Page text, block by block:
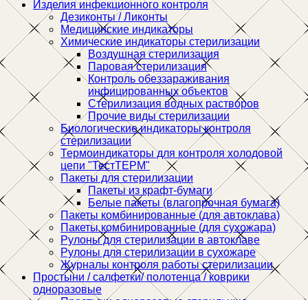
Изделия инфекционного контроля
Дезиконты / Ликонты
Медицинские индикаторы
Химические индикаторы стерилизации
Воздушная стерилизация
Паровая стерилизация
Контроль обеззараживания
инфицированных объектов
Стерилизация водных растворов
Прочие виды стерилизации
Биологические индикаторы контроля
стерилизации
Термоиндикаторы для контроля холодовой
цепи "ТестТЕРМ"
Пакеты для стерилизации
Пакеты из крафт-бумаги
Белые пакеты (влагопрочная бумага)
Пакеты комбинированные (для автоклава)
Пакеты комбинированные (для сухожара)
Рулоны для стерилизации в автоклаве
Рулоны для стерилизации в сухожаре
Журналы контроля работы стерилизации
Простыни / салфетки/ полотенца / коврики
одноразовые